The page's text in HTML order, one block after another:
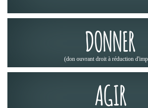
DONNER
(don ouvrant droit à réduction
AGIR